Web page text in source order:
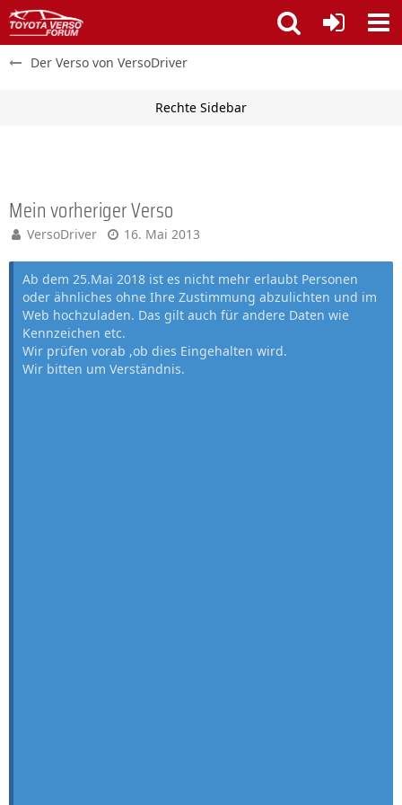
Der Verso von VersoDriver
Mein vorheriger Verso
VersoDriver 16. Mai 2013
Ab dem 25.Mai 2018 ist es nicht mehr erlaubt Personen
oder ähnliches ohne Ihre Zustimmung abzulichten und im
Web hochzuladen. Das gilt auch für andere Daten wie
Kennzeichen etc.
Wir prüfen vorab ,ob dies Eingehalten wird.
Wir bitten um Verständnis.